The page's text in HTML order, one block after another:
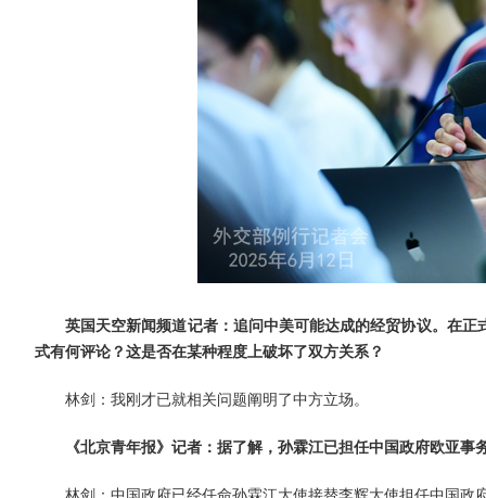
英国天空新闻频道记者：追问中美可能达成的经贸协议。在
式有何评论？这是否在某种程度上破坏了双方关系？
林剑：我刚才已就相关问题阐明了中方立场。
《北京青年报》记者：据了解，孙霖江已担任中国政府欧亚
林剑：中国政府已经任命孙霖江大使接替李辉大使担任中国政